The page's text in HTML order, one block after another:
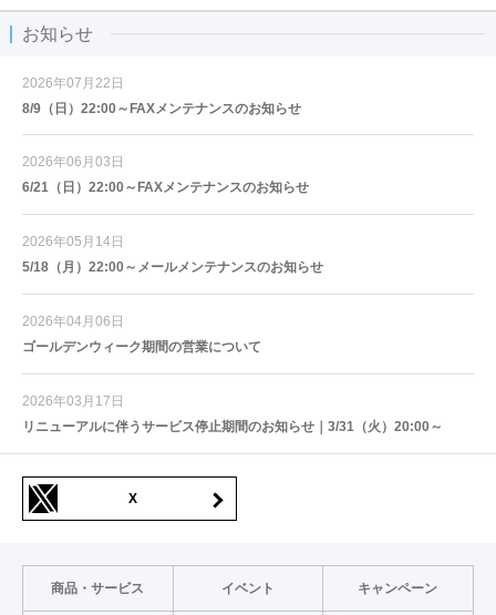
お知らせ
2026年07月22日
8/9（日）22:00～FAXメンテナンスのお知らせ
2026年06月03日
6/21（日）22:00～FAXメンテナンスのお知らせ
2026年05月14日
5/18（月）22:00～メールメンテナンスのお知らせ
2026年04月06日
ゴールデンウィーク期間の営業について
2026年03月17日
リニューアルに伴うサービス停止期間のお知らせ｜3/31（火）20:00～
X
商品・サービス イベント キャンペーン